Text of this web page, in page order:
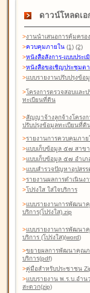
ดาวน์โหลดเอ
>งานนำเสนอการคุ้มครอ
>ควบคุมภายใน (1) (2)
>หนังสือสังการ-แบบประ
>หนังสือขอเชิญประชุมต
>แบบรายงานปรับปรุงข้อ
>โครงการตรวจสอบและ
ทะเบียนที่ดิน
>สัญญาจ้างลูกจ้างโครงก
ปรับปรุงข้อมูลทะเบียนที่ดิ
>รายงานการควบคุมภาย
>แบบเก็บข้อมูล ๕๗ สาขา
>แบบเก็บข้อมูล ๕๗ อำเภ
>แบบสำรวจปัญหาอุปสร
>รายงานผลการดำเนินง
>โปร่งใส ใส่ใจบริการ
>แบบรายงานการพัฒนา
บริการ(โปร่งใส).zip
>แบบรายงานการพัฒนา
บริการ (โปร่งใส)(word)
>ขยายผลการพัฒนาคุณภ
บริการ(pdf)
>คู่มือสำหรับประชาชน
>แบบรายงาน พ.ร.บ.อำน
สะดวก(zip)